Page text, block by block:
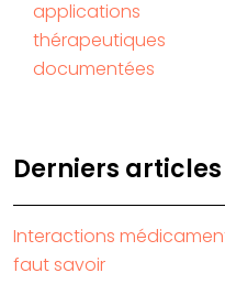
applications
thérapeutiques
documentées
Derniers articles
Interactions
faut savoir